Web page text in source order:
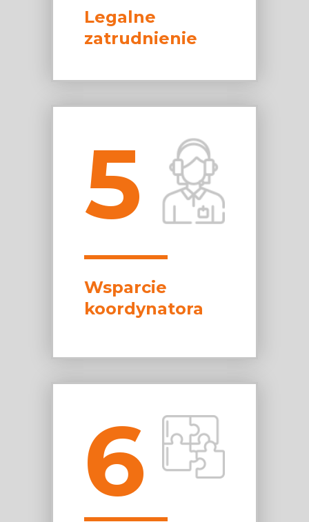
Legalne
zatrudnienie
5
Wsparcie
koordynatora
6